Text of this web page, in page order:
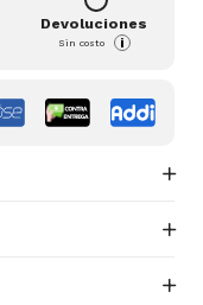
Devoluciones
Sin costo i